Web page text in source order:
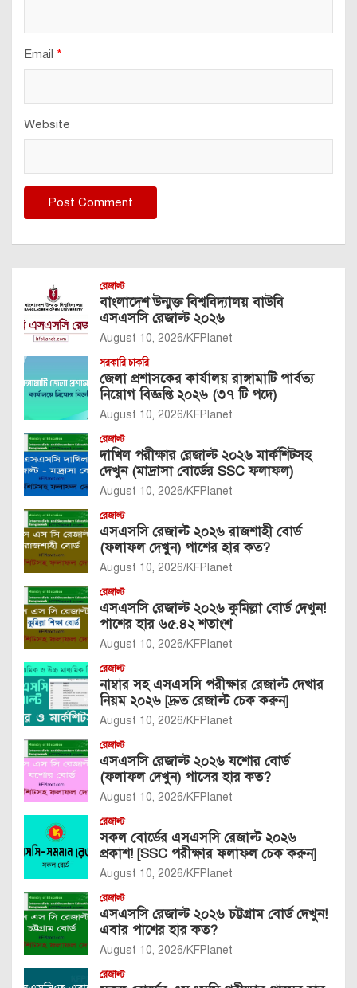
Email *
Website
রেজাল্ট
বাংলাদেশ উন্মুক্ত বিশ্ববিদ্যালয় বাউবি
এসএসসি রেজাল্ট ২০২৬
August 10, 2026 KFPlanet
সরকারি চাকরি
জেলা প্রশাসকের কার্যালয় রাঙ্গামাটি পার্বত্য
নিয়োগ বিজ্ঞপ্তি ২০২৬ (৩৭ টি পদে)
August 10, 2026 KFPlanet
রেজাল্ট
দাখিল পরীক্ষার রেজাল্ট ২০২৬ মার্কশিটসহ
দেখুন (মাদ্রাসা বোর্ডের SSC ফলাফল)
August 10, 2026 KFPlanet
রেজাল্ট
এসএসসি রেজাল্ট ২০২৬ রাজশাহী বোর্ড
(ফলাফল দেখুন) পাশের হার কত?
August 10, 2026 KFPlanet
রেজাল্ট
এসএসসি রেজাল্ট ২০২৬ কুমিল্লা বোর্ড দেখুন!
পাশের হার ৬৫.৪২ শতাংশ
August 10, 2026 KFPlanet
রেজাল্ট
নাম্বার সহ এসএসসি পরীক্ষার রেজাল্ট দেখার
নিয়ম ২০২৬ [দ্রুত রেজাল্ট চেক করুন]
August 10, 2026 KFPlanet
রেজাল্ট
এসএসসি রেজাল্ট ২০২৬ যশোর বোর্ড
(ফলাফল দেখুন) পাসের হার কত?
August 10, 2026 KFPlanet
রেজাল্ট
সকল বোর্ডের এসএসসি রেজাল্ট ২০২৬
প্রকাশ! [SSC পরীক্ষার ফলাফল চেক করুন]
August 10, 2026 KFPlanet
রেজাল্ট
এসএসসি রেজাল্ট ২০২৬ চট্টগ্রাম বোর্ড দেখুন!
এবার পাশের হার কত?
August 10, 2026 KFPlanet
রেজাল্ট